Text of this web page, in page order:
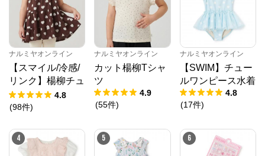
ナルミヤオンライン
【スマイル/冷感/
リンク】楊柳チュ
ニック
4.8
(98件)
ナルミヤオンライン
カット楊柳Tシャ
ツ
4.9
(55件)
ナルミヤオンライン
【SWIM】チュー
ルワンピース水着
4.8
(17件)
4 5 6